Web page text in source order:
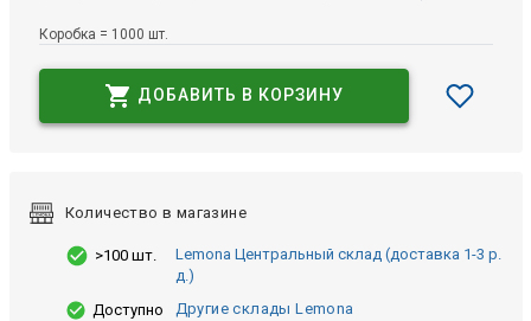
Коробка = 1000 шт.
ДОБАВИТЬ В КОРЗИНУ
Количество в магазине
>100 шт.
Lemona Центральный склад (доставка 1-3 р.
д.)
Доступно
Другие склады Lemona